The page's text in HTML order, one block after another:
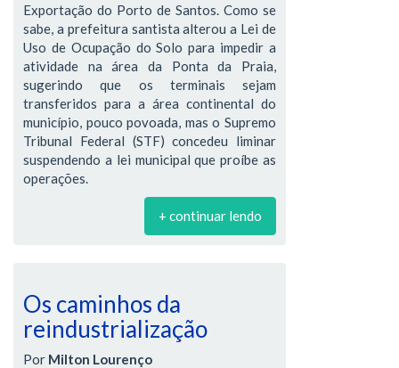
Exportação do Porto de Santos. Como se
sabe, a prefeitura santista alterou a Lei de
Uso de Ocupação do Solo para impedir a
atividade na área da Ponta da Praia,
sugerindo que os terminais sejam
transferidos para a área continental do
município, pouco povoada, mas o Supremo
Tribunal Federal (STF) concedeu liminar
suspendendo a lei municipal que proíbe as
operações.
+ continuar lendo
Os caminhos da
reindustrialização
Por Milton Lourenço